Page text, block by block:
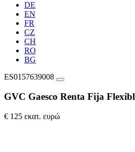
DE
EN
FR
CZ
CH
RO
BG
ES0157639008
GVC Gaesco Renta Fija
€ 125 εκατ. ευρώ